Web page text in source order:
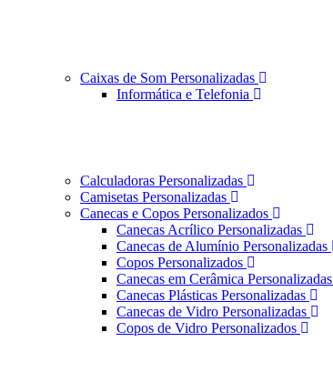
Caixas de Som Personalizadas
Informática e Telefonia
Calculadoras Personalizadas
Camisetas Personalizadas
Canecas e Copos Personalizados
Canecas Acrílico Personalizadas
Canecas de Alumínio Personalizadas
Copos Personalizados
Canecas em Cerâmica Personalizadas
Canecas Plásticas Personalizadas
Canecas de Vidro Personalizadas
Copos de Vidro Personalizados